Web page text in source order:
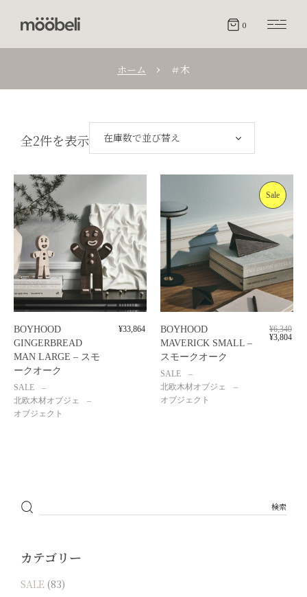
0
ホーム ＃木
全2件を表示 在庫数で並び替え
BOYHOOD
GINGERBREAD
MAN LARGE – スモ
ークオーク
SALE
北欧木材オブジェ
オブジェクト
¥33,864
Sale
BOYHOOD
MAVERICK SMALL –
スモークオーク
SALE
北欧木材オブジェ
オブジェクト
¥6,340
¥3,804
カテゴリー
SALE (83)